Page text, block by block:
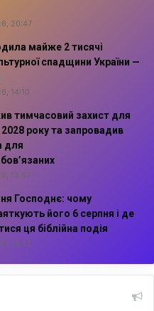
20:47
майже 2 тисячі
спадщини України —
14:10
тимчасовий захист для
2028 року та запровадив
для
13:57
Господнє: чому
його 6 серпня і де
ця біблійна подія
13:42